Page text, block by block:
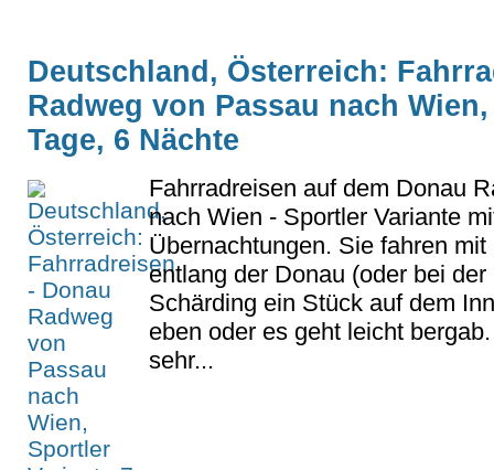
Deutschland, Österreich:
Radweg von Passau nach
Tage, 6 Nächte
Fahrradreisen auf dem Donau
nach Wien - Sportler Variante
Übernachtungen. Sie fahren mit
entlang der Donau (oder bei
Schärding ein Stück auf dem
eben oder es geht leicht
sehr...